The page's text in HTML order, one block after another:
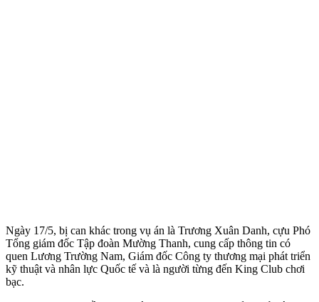
Ngày 17/5, bị can khác trong vụ án là Trương Xuân Danh, cựu Phó
Tổng giám đốc Tập đoàn Mường Thanh, cung cấp thông tin có
quen Lương Trường Nam, Giám đốc Công ty thương mại phát triển
kỹ thuật và nhân lực Quốc tế và là người từng đến King Club chơi
bạc.